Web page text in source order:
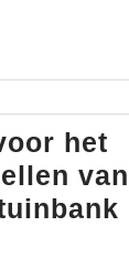
het
van